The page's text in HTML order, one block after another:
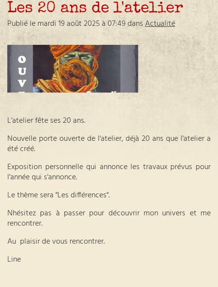
Les 20 ans de l'atelier
Publié le mardi 19 août 2025 à 07:49 dansActualité
L'atelier fête ses 20 ans.
Nouvelle porte ouverte de l'atelier, déjà 20 ans que l'atelier a
été créé.
Exposition personnelle qui annonce les travaux prévus pour
l'année qui s'annonce.
Le thème sera "Les différences".
Nhésitez pas à passer pour découvrir mon univers et me
rencontrer.
Au plaisir de vous rencontrer.
Line